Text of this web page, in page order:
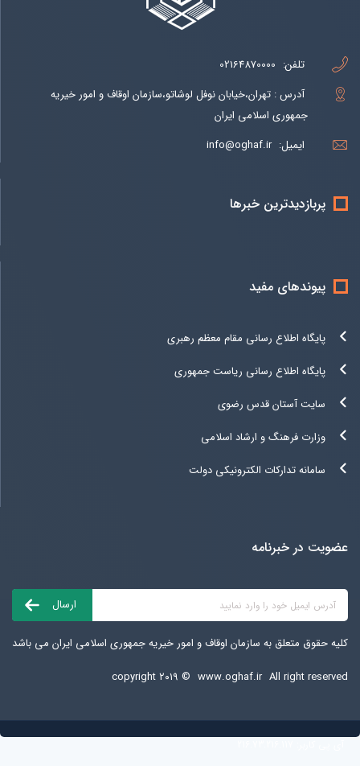
تلفن: 02164870000
آدرس : تهران،خیابان نوفل لوشاتو،سازمان اوقاف و امور خیریه
جمهوری اسلامی ایران
ایمیل: info@oghaf.ir
پربازدیدترین خبرها
پیوندهای مفید
پایگاه اطلاع رسانی مقام معظم رهبری
پایگاه اطلاع رسانی ریاست جمهوری
سایت آستان قدس رضوی
وزارت فرهنگ و ارشاد اسلامی
سامانه تدارکات الکترونیکی دولت
عضویت در خبرنامه
کلیه حقوق متعلق به سازمان اوقاف و امور خیریه جمهوری اسلامی ایران می باشد
copyright ۲۰۱۹ © www.oghaf.ir All right reserved